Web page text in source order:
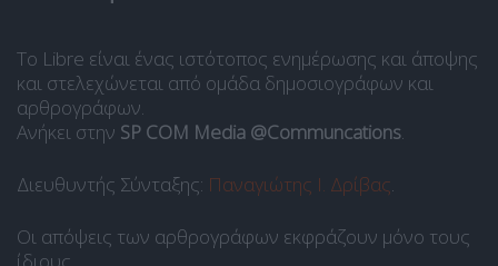
Το Libre είναι ένας ιστότοπος ενημέρωσης και άποψης
και στελεχώνεται από ομάδα δημοσιογράφων και
αρθρογράφων.
Ανήκει στην SP COM Media @Communcations
Διευθυντής Σύνταξης: Παναγιώτης Ι. Δρίβας
Οι απόψεις των αρθρογράφων εκφράζουν μόνο τους
ίδιους.